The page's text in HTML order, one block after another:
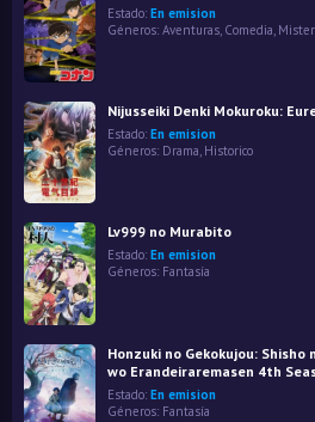
Estado: En emision
Géneros: Aventuras Comedia
Nijusseiki Denki Mokuroku:
Estado: En emision
Géneros: Drama, Historico
Lv999 no Murabito
Estado: En emision
Géneros: Fantasía
Honzuki no Gekokujou: Shisho
wo Erandeiraremasen 4th
Estado: En emision
Géneros: Fantasía